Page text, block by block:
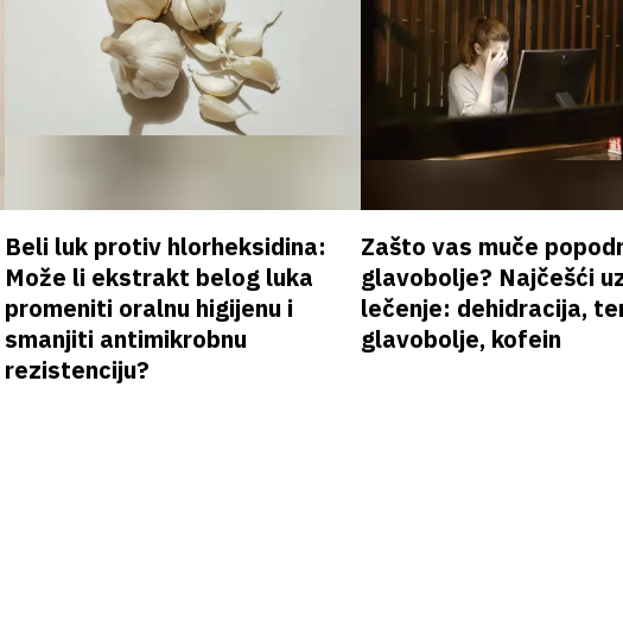
Beli luk protiv hlorheksidina:
Može li ekstrakt belog luka
promeniti oralnu higijenu i
smanjiti antimikrobnu
rezistenciju?
Zašto vas muče
glavobolje? Najčešći
lečenje: dehidracija,
glavobolje, kofein